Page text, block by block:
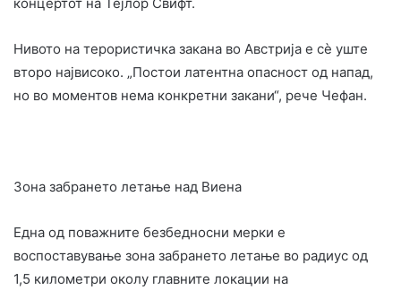
Нивото на терористичка закана во Австрија е сè уште
второ највисоко. „Постои латентна опасност од напад,
но во моментов нема конкретни закани“, рече Чефан.
Зона забрането летање над Виена
Една од поважните безбедносни мерки е
воспоставување зона забрането летање во радиус од
1,5 километри околу главните локации на